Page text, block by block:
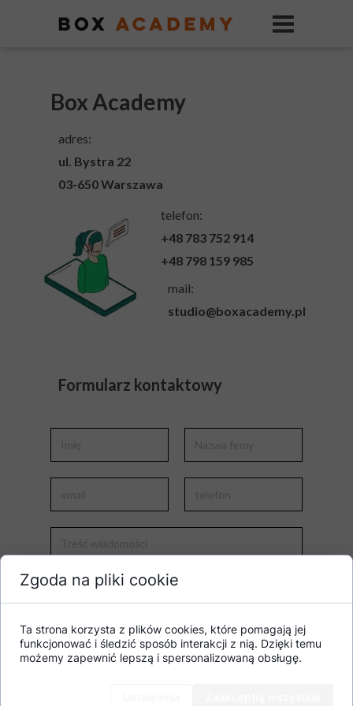
Formularz kontaktowy
mail:
studio@boxacademy.pl
telefon:
+48 783 752 914
+48 798 159 985
adres:
ul. Bystra 22
03-650 Warszawa
Box Academy
Zgoda na pliki cookie
Ta strona korzysta z plików cookies, które pomagają jej
funkcjonować i śledzić sposób interakcji z nią. Dzięki temu
możemy zapewnić lepszą i spersonalizowaną obsługę.